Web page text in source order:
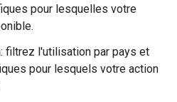
pour lesquelles votre
: filtrez l'utilisation par pays et
pour lesquels votre action